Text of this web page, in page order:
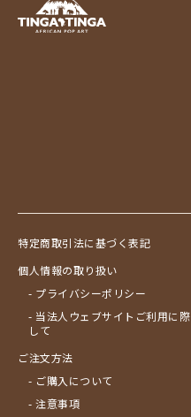
特定商取引法に基づく表記
個人情報の取り扱い
- プライバシーポリシー
- 当法人ウェブサイトご利用に際
して
ご注文方法
- ご購入について
- 注意事項